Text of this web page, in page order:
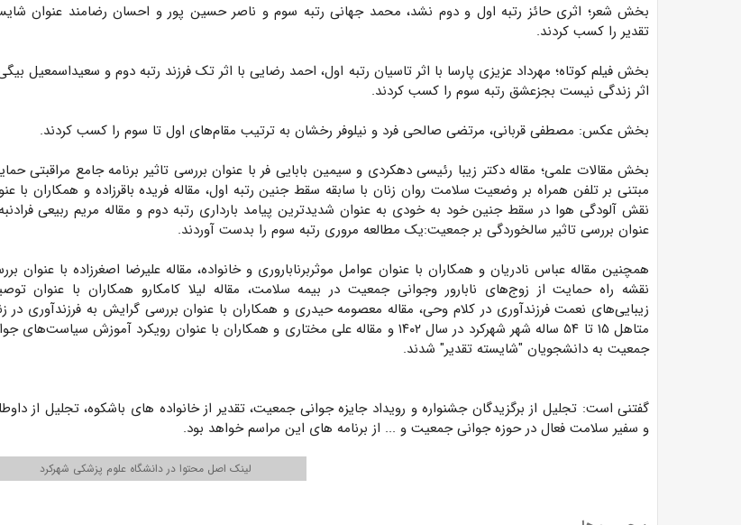
بخش شعر؛ اثری حائز رتبه اول و دوم نشد، محمد جهانی رتبه سوم و ناصر حسین پور و احسان رضامند عنوان
تقدیر را کسب کردند.
بخش فیلم کوتاه؛ مهرداد عزیزی پارسا با اثر تاسیان رتبه اول، احمد رضایی با اثر تک فرزند رتبه دوم و سعیداسمعیل
اثر زندگی نیست بجزعشق رتبه سوم را کسب کردند.
بخش عکس: مصطفی قربانی، مرتضی صالحی فرد و نیلوفر رخشان به ترتیب مقام‌های اول تا سوم را کسب کردند.
بخش مقالات علمی؛ مقاله دکتر زیبا رئیسی دهکردی و سیمین بابایی فر با عنوان بررسی تاثیر برنامه جامع مراقبتی
مبتنی بر تلفن همراه بر وضعیت سلامت روان زنان با سابقه سقط جنین رتبه اول، مقاله فریده باقرزاده و همکاران با
نقش آلودگی هوا در سقط جنین خود به خودی به عنوان شدیدترین پیامد بارداری رتبه دوم و مقاله مریم ربیعی
عنوان بررسی تاثیر سالخوردگی بر جمعیت:یک مطالعه مروری رتبه سوم را بدست آوردند.
همچنین مقاله عباس نادریان و همکاران با عنوان عوامل موثربرناباروری و خانواده، مقاله علیرضا اصغرزاده با عنوان
نقشه راه حمایت از زوج‌های نابارور وجوانی جمعیت در بیمه سلامت، مقاله لیلا کامکارو همکاران با عنوان
زیبایی‌های نعمت فرزندآوری در کلام وحی، مقاله معصومه حیدری و همکاران با عنوان بررسی گرایش به فرزندآوری در
متاهل ۱۵ تا ۵۴ ساله شهر شهرکرد در سال ۱۴۰۲ و مقاله علی مختاری و همکاران با عنوان رویکرد آموزش سیاست‌های
جمعیت به دانشجویان "شایسته تقدیر" شدند.
گفتنی است: تجلیل از برگزیدگان جشنواره و رویداد جایزه جوانی جمعیت، تقدیر از خانواده های باشکوه، تجلیل از
و سفیر سلامت فعال در حوزه جوانی جمعیت و ... از برنامه های این مراسم خواهد بود.
لینک اصل محتوا در دانشگاه علوم پزشکی شهرکرد